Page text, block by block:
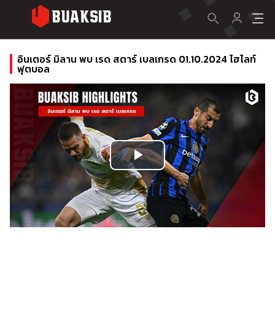
อินเตอร์ มิลาน พบ เรด สตาร์ เบลเกรด 01.10.2024 ไฮไลท์
ฟุตบอล
Play
Video